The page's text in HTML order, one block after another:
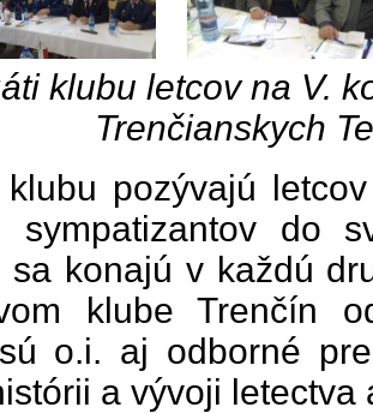
klubu letcov na V.
Trenčianskych
pozývajú
sympatizantov do
sa konajú v každú
klube Trenčín
o.i. aj odborné
a vývoji letectva